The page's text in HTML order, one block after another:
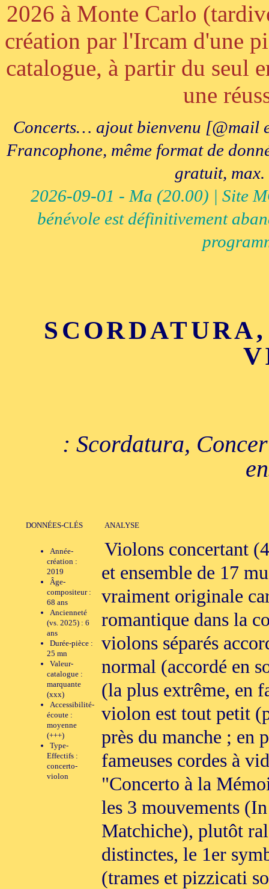
2026 à Monte Carlo
création par l'Ircam d'une
catalogue, à partir du seul
une
Concerts… ajout bienvenu [@mail
Francophone, même format de
gratuit,
2026-09-01 - Ma (20.00) | Site
bénévole est définitivement
: Scordatura,
DONNÉES-CLÉS ANALYSE
Année-
création :
2019
Âge-
compositeur :
68 ans
Ancienneté
(vs. 2025) : 6
ans
Durée-pièce :
25 mn
Valeur-
catalogue :
marquante
(xxx)
Accessibilité-
écoute :
moyenne
(+++)
Type-
Effectifs :
concerto-
violon
Violons concertant
et ensemble de 17
vraiment originale
romantique dans la
violons séparés
normal (accordé en
(la plus extrême, en
violon est tout petit
près du manche ; en
fameuses cordes à
"Concerto à la
les 3 mouvements
Matchiche), plutôt
distinctes, le 1er
(trames et pizzicati